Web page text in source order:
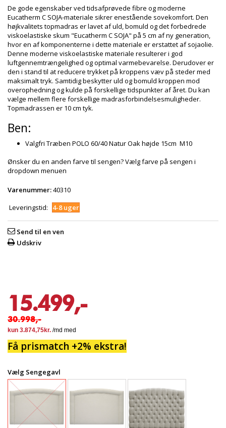
De gode egenskaber ved tidsafprøvede fibre og moderne
Eucatherm C SOJA-materiale sikrer enestående sovekomfort. Den
højkvalitets topmadras er lavet af uld, bomuld og det forbedrede
viskoelastiske skum "Eucatherm C SOJA" på 5 cm af ny generation,
hvor en af komponenterne i dette materiale er erstattet af sojaolie.
Denne moderne viskoelastiske materiale resulterer i god
luftgennemtrængelighed og optimal varmebevarelse. Derudover er
den i stand til at reducere trykket på kroppens væv på steder med
maksimalt tryk. Samtidig beskytter uld og bomuld kroppen mod
overophedning og kulde på forskellige tidspunkter af året. Du kan
vælge mellem flere forskellige madrasforbindelsesmuligheder.
Topmadrassen er 10 cm tyk.
Ben:
Valgfri Træben POLO 60/40 Natur Oak højde 15cm M10
Ønsker du en anden farve til sengen? Vælg farve på sengen i
dropdown menuen
Varenummer:40310
Leveringstid:
4-8 uger
Send til en ven
Udskriv
15.499,-
30.998,-
Få prismatch +2% ekstra!
Vælg Sengegavl